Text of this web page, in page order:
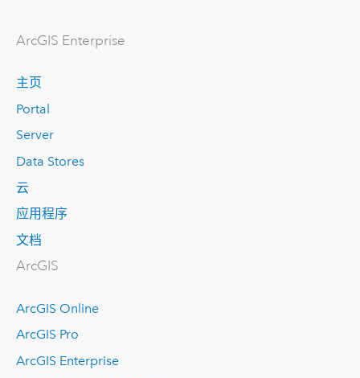
ArcGIS Enterprise
主页
Portal
Server
Data Stores
云
应用程序
文档
ArcGIS
ArcGIS Online
ArcGIS Pro
ArcGIS Enterprise